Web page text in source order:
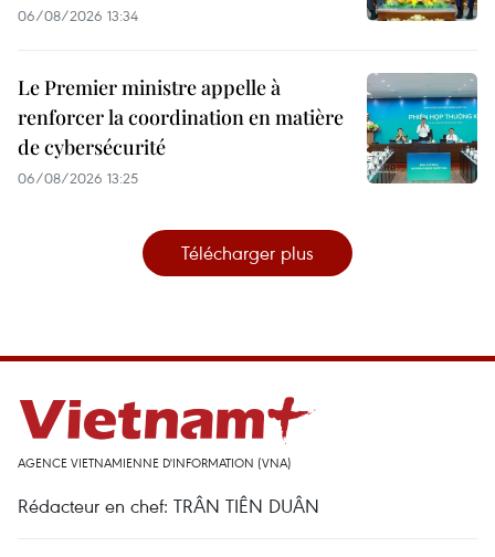
06/08/2026 13:34
Le Premier ministre appelle à
renforcer la coordination en matière
de cybersécurité
06/08/2026 13:25
Télécharger plus
AGENCE VIETNAMIENNE D'INFORMATION (VNA)
Rédacteur en chef: TRÂN TIÊN DUÂN